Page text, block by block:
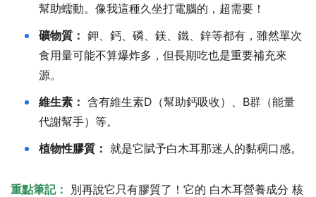
幫助蠕動。像我這種久坐打電腦的，超需要！
礦物質： 鉀、鈣、磷、鎂、鐵、鋅等都有，雖然單次
食用量可能不算爆炸多，但長期吃也是重要補充來
源。
維生素： 含有維生素D（幫助鈣吸收）、B群（能量
代謝幫手）等。
植物性膠質： 就是它賦予白木耳那迷人的黏稠口感。
重點筆記：
別再說它只有膠質了！它的 白木耳營養成分 核